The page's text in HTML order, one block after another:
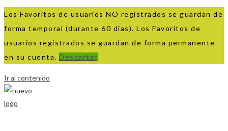
Los Favoritos de usuarios NO registrados se guardan de
forma temporal (durante 60 días). Los Favoritos de
usuarios registrados se guardan de forma permanente
en su cuenta. Descartar
Ir al contenido